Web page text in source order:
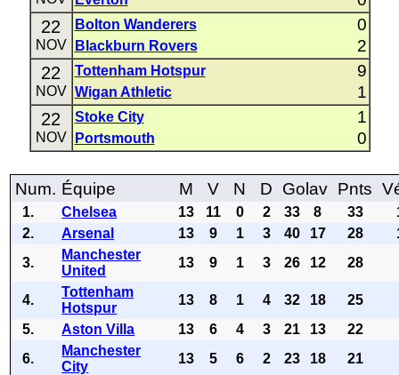
22
NOV
Bolton Wanderers 0
Blackburn Rovers 2
22
NOV
Tottenham Hotspur 9
Wigan Athletic 1
22
NOV
Stoke City 1
Portsmouth 0
Num. Équipe M V N D Golav Pnts
1. Chelsea 13 11 0 2 33 8 33
2.
Arsenal 13 9 1 3 40 17 28
3.
Manchester
United
13 9 1 3 26 12 28
4.
Tottenham
Hotspur
13 8 1 4 32 18
25
5.
Aston Villa 13 6 4 3 21 13
22
6.
Manchester
City
13 5 6 2 23 18
21